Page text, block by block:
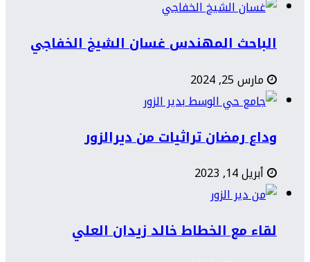
الباحث المهندس غسان الشيخ الخفاجي
مارس 25, 2024
وداع رمضان تراثيات من ديرالزور
أبريل 14, 2023
لقاء مع الخطاط خالد زيدان العلي